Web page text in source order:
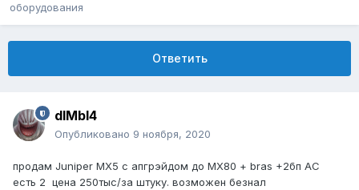
оборудования
Ответить
dIMbI4
Опубликовано 9 ноября, 2020
продам Juniper MX5 c апгрэйдом до МХ80 + bras +2бп AC
есть 2 цена 250тыс/за штуку. возможен безнал